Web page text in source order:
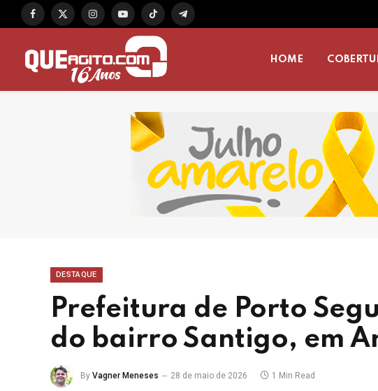
Facebook
X
InstagramYouTubeTikTok Telegram
HOME
DESTAQUE
Prefeitura de Porto
do bairro Santigo, em
By Vagner Meneses 28 de maio de 2026 1 Min Read